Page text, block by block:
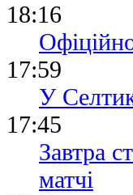
18:16
17:59
У
17:45
Завтра
матчі